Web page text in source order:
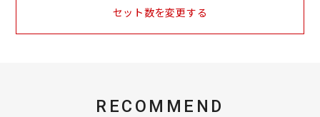
セット数を変更する
RECOMMEND